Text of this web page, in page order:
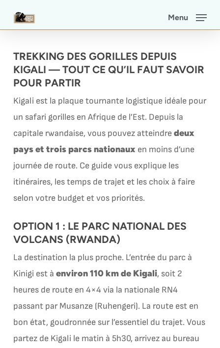
content
Menu
TREKKING DES GORILLES DEPUIS
KIGALI — TOUT CE QU’IL FAUT SAVOIR
POUR PARTIR
Kigali est la plaque tournante logistique idéale pour
un safari gorilles en Afrique de l’Est. Depuis la
capitale rwandaise, vous pouvez atteindredeux
pays et trois parcs nationaux en moins d’une
journée de route. Ce guide vous explique les
itinéraires, les temps de trajet et les choix à faire
selon votre budget et vos priorités.
OPTION 1 : LE PARC NATIONAL DES
VOLCANS (RWANDA)
La destination la plus proche. L’entrée du parc à
Kinigi est à environ 110 km de Kigali, soit 2
heures de route en 4×4 via la nationale RN4
passant par Musanze (Ruhengeri). La route est en
bon état, goudronnée sur l’essentiel du trajet. Vous
partez de Kigali le matin à 5h30, arrivez au bureau